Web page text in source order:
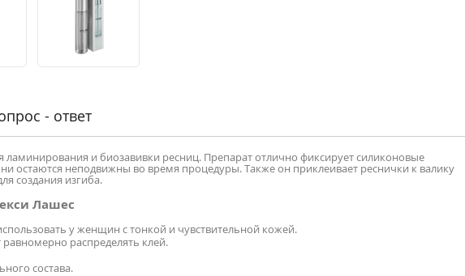
ламинирования и биозавивки ресниц. Препарат отлично фиксирует силиконовые
остаются неподвижны во время процедуры. Также он приклеивает реснички к валику
создания изгиба.
Лашес
у женщин с тонкой и чувствительной кожей.
распределять клей.
состава.
- ответ